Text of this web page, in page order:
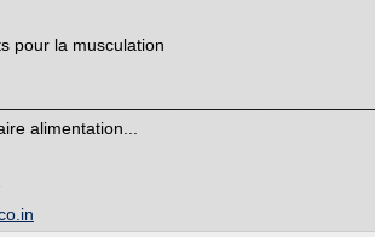
pour la musculation
alimentation...